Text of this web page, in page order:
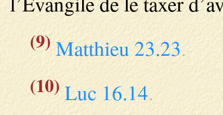
(9)Matthieu 23.23.
(10)Luc 16.14.